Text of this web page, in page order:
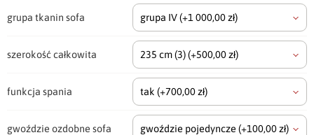
grupa tkanin sofa grupa IV(+1 000,00 zł)
szerokość całkowita 235 cm(3)(+500,00 zł)
funkcja spania tak (+700,00 zł)
gwoździe ozdobne sofa gwoździe pojedyncze (+100,00 zł)